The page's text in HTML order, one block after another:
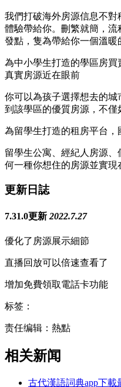
我們打破海外房源信息不
體驗帶給你。刪繁就簡，
發點，隻為帶給你一個溫暖
為中小學生打造的學區房買
真實房源近在眼前
你可以為孩子選擇想去的
到該學區的優質房源，不僅
為留學生打造的租房平台，
留學生公寓、經紀人房源
何一種你想住的房源並實現
更新日誌
7.31.0更新 2022.7.27
優化了房源展示細節
直播回放可以倍速查看了
增加免費領取電話卡功能
标签：
责任编辑：熱點
相关新闻
古代漢語詞典app下載